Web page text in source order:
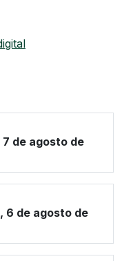
de agosto de
6 de agosto de